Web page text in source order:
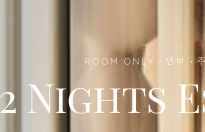
ROOM ONLY 연박
2 Nights